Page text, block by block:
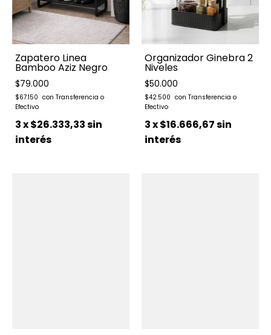
Zapatero Linea
Bamboo Aziz Negro
$79.000
$67.150
3x$26.333,33sin
interés
Organizador Ginebra 2
Niveles
$50.000
$42.500
3x$16.666,67sin
interés